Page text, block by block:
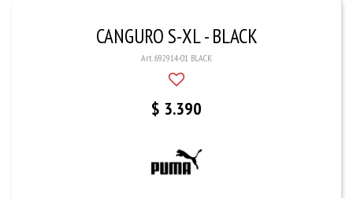
CANGURO S-XL - BLACK
692914-01 BLACK
$ 3.390